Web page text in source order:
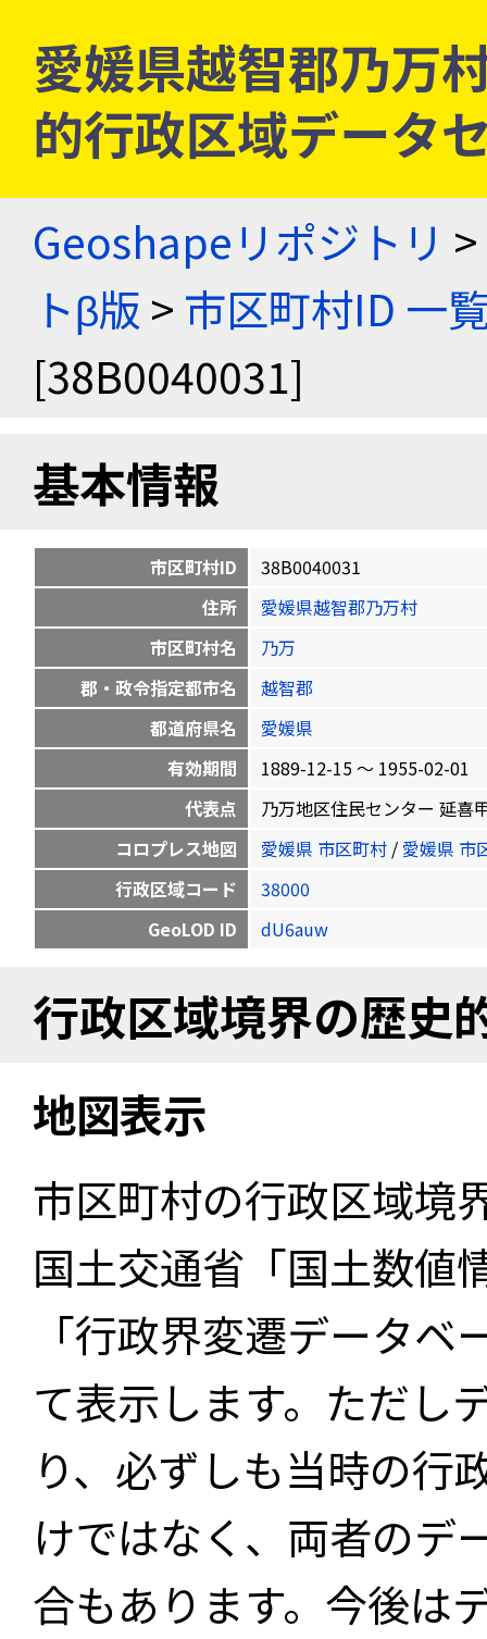
愛媛県越智郡乃万
的行政区域データ
Geoshapeリポジトリ >
トβ版 > 市区町村ID 一
[38B0040031]
基本情報
市区町村ID
38B0040031
住所
愛媛県越智郡乃万村
市区町村名
乃万
郡・政令指定都市名
越智郡
都道府県名
愛媛県
有効期間
1889-12-15 〜 1955-02-01
代表点
乃万地区住民センター 延喜
コロプレス地図
愛媛県 市区町村 / 愛媛県 市
行政区域コード
38000
GeoLOD ID
dU6auw
行政区域境界の歴史
地図表示
市区町村の行政区域境
国土交通省「国土数値
「行政界変遷データ
て表示します。ただし
り、必ずしも当時の行
けではなく、両者のデ
合もあります。今後は